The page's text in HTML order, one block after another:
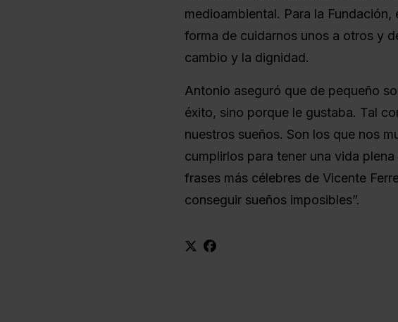
medioambiental. Para la
forma de cuidarnos unos a otros y
cambio y la dignidad.
Antonio aseguró que de pequeño
éxito, sino porque le gustaba. Tal
nuestros sueños. Son los que nos
cumplirlos para tener una vida
frases más célebres de Vicente
conseguir sueños imposibles”.